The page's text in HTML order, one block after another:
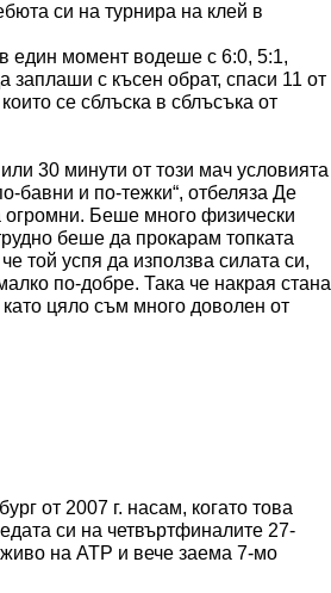
си на турнира на клей в
един момент водеше с 6:0, 5:1,
заплаши с късен обрат, спаси 11 от
се сблъска в сблъсъка от
30 минути от този мач условията
бавни и по-тежки“, отбеляза Де
огромни. Беше много физически
беше да прокарам топката
той успя да използва силата си,
по-добре. Така че накрая стана
цяло съм много доволен от
от 2007 г. насам, когато това
си на четвъртфиналите 27-
живо на ATP и вече заема 7-мо